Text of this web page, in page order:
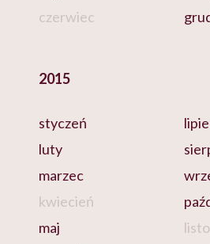
czerwiec
2015
styczeń
luty
marzec
kwiecień
maj